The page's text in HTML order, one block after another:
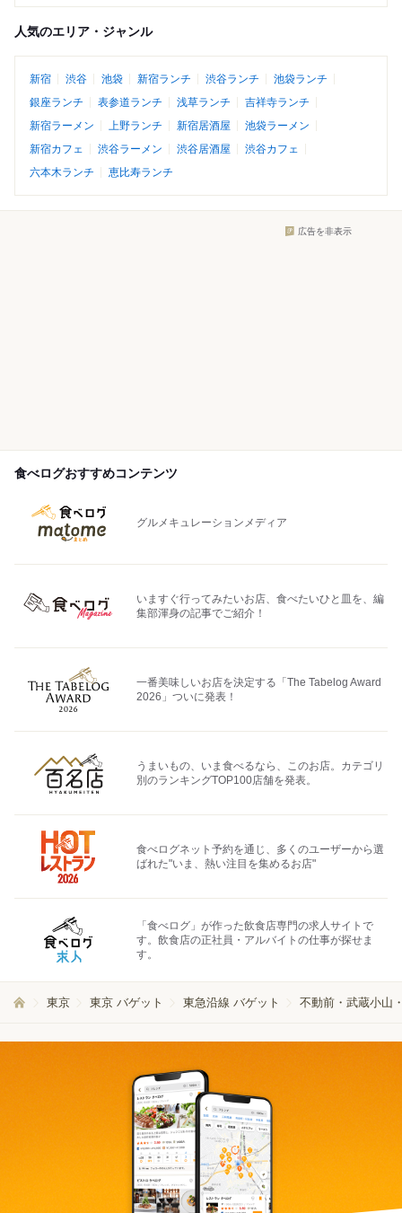
人気のエリア・ジャンル
新宿 渋谷 池袋 新宿ランチ 渋谷ランチ
池袋ランチ
銀座ランチ
表参道ランチ 浅草ランチ
吉祥寺ランチ
新宿ラーメン
上野ランチ 新宿居酒屋
池袋ラーメン
新宿カフェ
渋谷ラーメン 渋谷居酒屋
渋谷カフェ
六本木ランチ
恵比寿ランチ
広告を非表示
食べログおすすめコンテンツ
グルメキュレーションメディア
いますぐ行ってみたいお店、食べたいひと皿を、編
集部渾身の記事でご紹介！
一番美味しいお店を決定する「The Tabelog Award
2026」ついに発表！
うまいもの、いま食べるなら、このお店。カテゴリ
別のランキングTOP100店舗を発表。
食べログネット予約を通じ、多くのユーザーから選
ばれた"いま、熱い注目を集めるお店"
「食べログ」が作った飲食店専門の求人サイトで
す。飲食店の正社員・アルバイトの仕事が探せま
す。
東京 東京 バゲット 東急沿線 バゲット 不動前・武蔵小山